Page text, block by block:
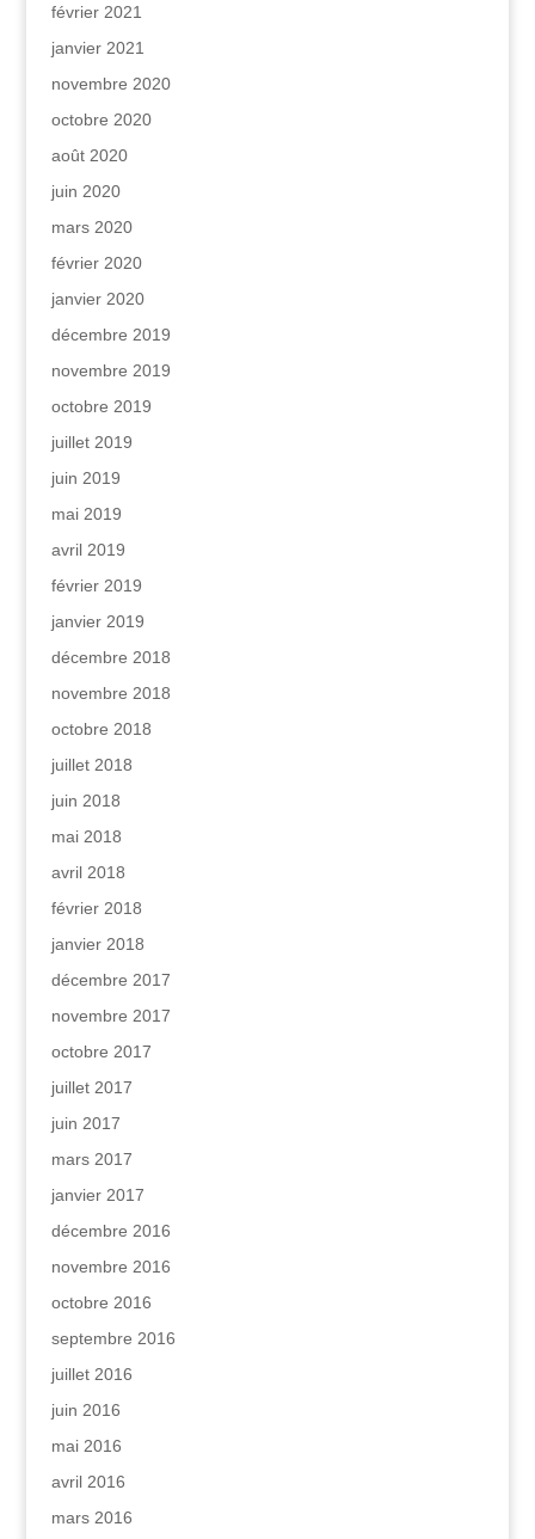
février 2021
janvier 2021
novembre 2020
octobre 2020
août 2020
juin 2020
mars 2020
février 2020
janvier 2020
décembre 2019
novembre 2019
octobre 2019
juillet 2019
juin 2019
mai 2019
avril 2019
février 2019
janvier 2019
décembre 2018
novembre 2018
octobre 2018
juillet 2018
juin 2018
mai 2018
avril 2018
février 2018
janvier 2018
décembre 2017
novembre 2017
octobre 2017
juillet 2017
juin 2017
mars 2017
janvier 2017
décembre 2016
novembre 2016
octobre 2016
septembre 2016
juillet 2016
juin 2016
mai 2016
avril 2016
mars 2016